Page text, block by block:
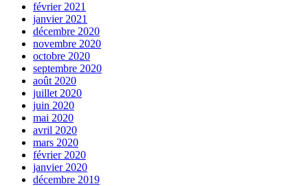
février 2021
janvier 2021
décembre 2020
novembre 2020
octobre 2020
septembre 2020
août 2020
juillet 2020
juin 2020
mai 2020
avril 2020
mars 2020
février 2020
janvier 2020
décembre 2019